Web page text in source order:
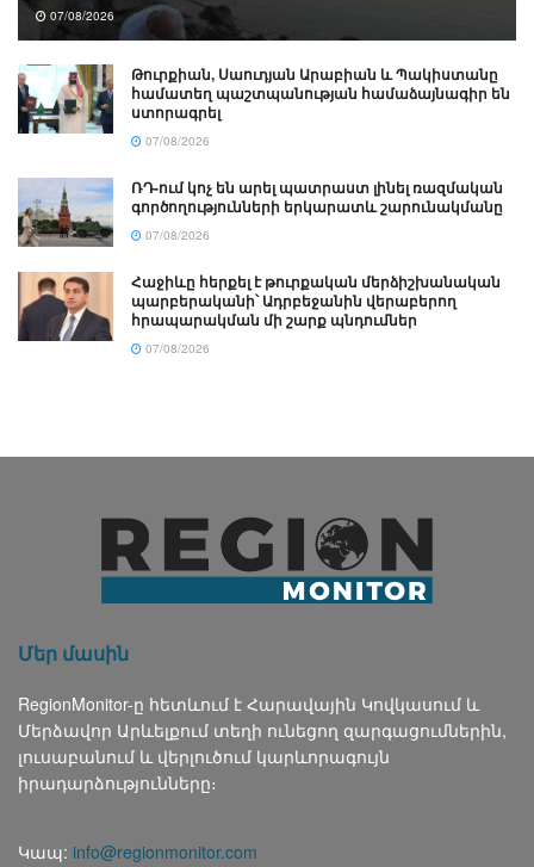
07/08/2026
Թուրքիան, Սաուդյան Արաբիան և Պակիստանը
համատեղ պաշտպանության համաձայնագիր են
ստորագրել
07/08/2026
ՌԴ-ում կոչ են արել պատրաստ լինել ռազմական
գործողությունների երկարատև շարունակմանը
07/08/2026
Հաջիևը հերքել է թուրքական մերձիշխանական
պարբերականի՝ Ադրբեջանին վերաբերող
հրապարակման մի շարք պնդումներ
07/08/2026
Մեր մասին
RegionMonitor-ը հետևում է Հարավային Կովկասում և
Մերձավոր Արևելքում տեղի ունեցող զարգացումներին,
լուսաբանում և վերլուծում կարևորագույն
իրադարձությունները։
Կապ: info@regionmonitor.com